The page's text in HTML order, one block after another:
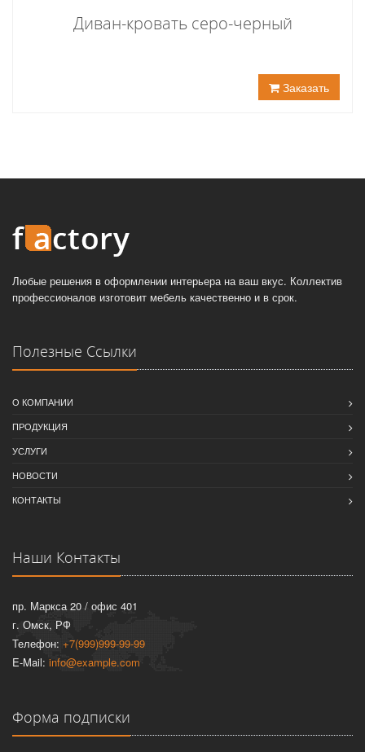
Диван-кровать серо-черный
Заказать
Любые решения в оформлении интерьера на ваш вкус. Коллектив
профессионалов изготовит мебель качественно и в срок.
Полезные Ссылки
О КОМПАНИИ
ПРОДУКЦИЯ
УСЛУГИ
НОВОСТИ
КОНТАКТЫ
Наши Контакты
пр. Маркса 20 / офис 401
г. Омск, РФ
Телефон: +7(999)999-99-99
E-Mail: info@example.com
Форма подписки